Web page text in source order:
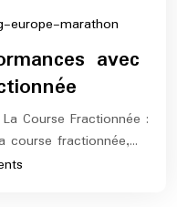
europe-marathon
marathon
avec
Course Fractionnée :
course fractionnée,…